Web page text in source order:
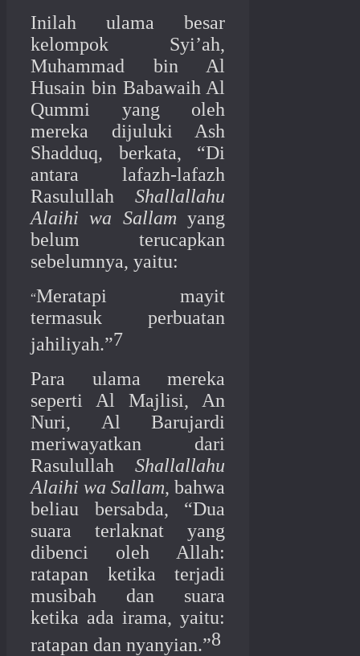
Inilah ulama besar
kelompok Syi’ah,
Muhammad bin Al
Husain bin Babawaih Al
Qummi yang oleh
mereka dijuluki Ash
Shadduq, berkata, “Di
antara lafazh-lafazh
RasulullahShallallahu
Alaihi wa Sallam yang
belum terucapkan
sebelumnya, yaitu:
“Meratapi mayit
termasuk perbuatan
jahiliyah.”7
Para ulama mereka
seperti Al Majlisi, An
Nuri, Al Barujardi
meriwayatkan dari
RasulullahShallallahu
Alaihi wa Sallam, bahwa
beliau bersabda, “Dua
suara terlaknat yang
dibenci oleh Allah:
ratapan ketika terjadi
musibah dan suara
ketika ada irama, yaitu:
ratapan dan nyanyian.”8